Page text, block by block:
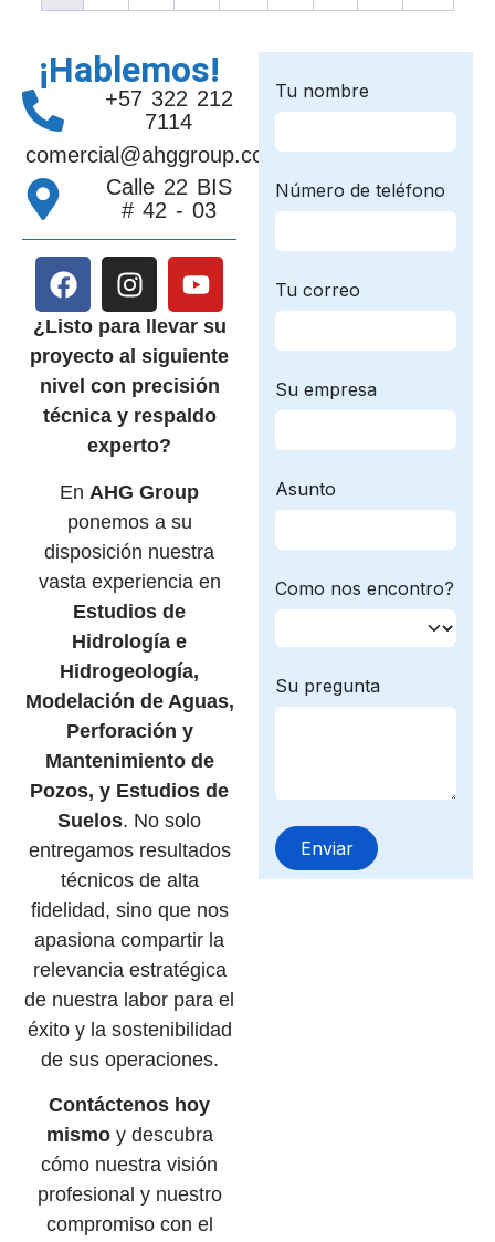
¡Hablemos!
+57 322 212
7114
comercial@ahggroup.com.co
Calle 22 BIS
# 42 - 03
¿Listo para llevar su
proyecto al siguiente
nivel con precisión
técnica y respaldo
experto?
En AHG Group
ponemos a su
disposición nuestra
vasta experiencia en
Estudios de
Hidrología e
Hidrogeología,
Modelación de Aguas,
Perforación y
Mantenimiento de
Pozos, y Estudios de
Suelos. No solo
entregamos resultados
técnicos de alta
fidelidad, sino que nos
apasiona compartir la
relevancia estratégica
de nuestra labor para el
éxito y la sostenibilidad
de sus operaciones.
Contáctenos hoy
mismoy descubra
cómo nuestra visión
profesional y nuestro
compromiso con el